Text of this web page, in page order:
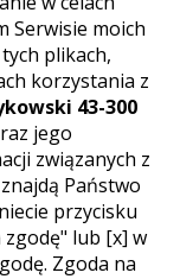
Serwisie moich
plikach,
korzystania z
43-300
jego
związanych z
Państwo
przycisku
zgodę" lub [x] w
Zgoda na